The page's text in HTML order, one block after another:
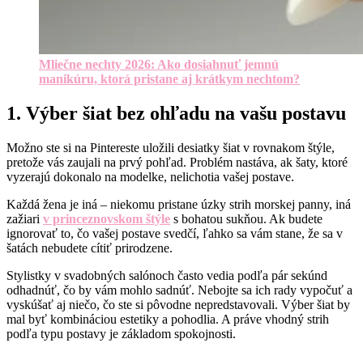
Mliečne nechty 2026: Ako dosiahnuť jemnú
manikúru, ktorá pristane aj krátkym nechtom?
1. Výber šiat bez ohľadu na vašu postavu
Možno ste si na Pintereste uložili desiatky šiat v rovnakom štýle,
pretože vás zaujali na prvý pohľad. Problém nastáva, ak šaty, ktoré
vyzerajú dokonalo na modelke, nelichotia vašej postave.
Každá žena je iná – niekomu pristane úzky strih morskej panny, iná
zažiari v princeznovskom štýle s bohatou sukňou. Ak budete
ignorovať to, čo vašej postave svedčí, ľahko sa vám stane, že sa v
šatách nebudete cítiť prirodzene.
Stylistky v svadobných salónoch často vedia podľa pár sekúnd
odhadnúť, čo by vám mohlo sadnúť. Nebojte sa ich rady vypočuť a
vyskúšať aj niečo, čo ste si pôvodne nepredstavovali. Výber šiat by
mal byť kombináciou estetiky a pohodlia. A práve vhodný strih
podľa typu postavy je základom spokojnosti.